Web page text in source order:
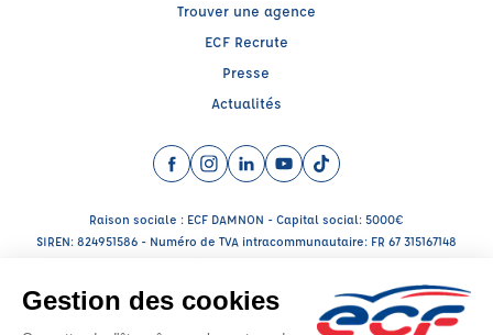
Trouver une agence
ECF Recrute
Presse
Actualités
Facebook (nouvelle fenêtre)
Instagram (nouvelle fenêtre)
LinkedIn (nouvelle fenêtre)
YouTube (nouvelle fenêtre)
TikTok (nouvelle
Raison sociale : ECF DAMNON - Capital social: 5000€
SIREN: 824951586 - Numéro de TVA intracommunautaire: FR 67 315167148
Agrément n°E1704300040
Raison sociale : ECF DAMNON - Capital social: 5000€
SIREN: 824951586 - Numéro de TVA intracommunautaire: FR 67 315167148